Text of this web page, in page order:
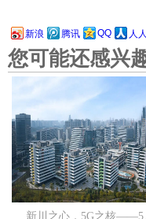
新浪 腾讯 QQ 人人
您可能还感兴
新川之心，5G之核